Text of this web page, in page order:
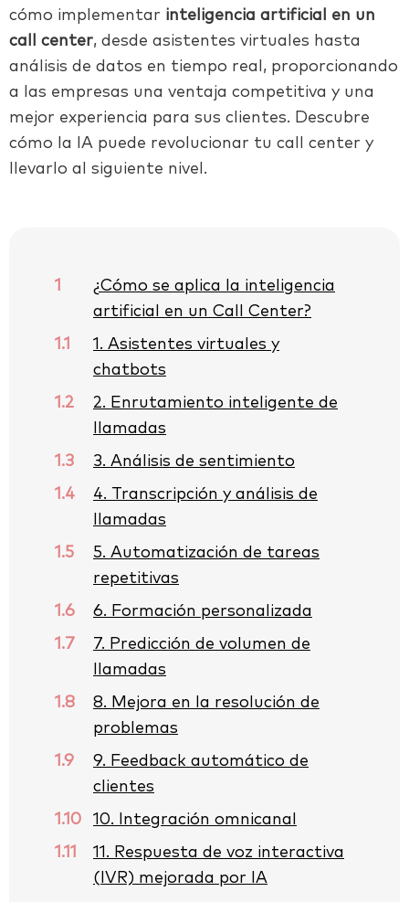
cómo implementar inteligencia artificial en un
call center, desde asistentes virtuales hasta
análisis de datos en tiempo real, proporcionando
a las empresas una ventaja competitiva y una
mejor experiencia para sus clientes. Descubre
cómo la IA puede revolucionar tu call center y
llevarlo al siguiente nivel.
1
¿Cómo se aplica la inteligencia
artificial en un Call Center?
1.1
1. Asistentes virtuales y
chatbots
1.2
2. Enrutamiento inteligente de
llamadas
1.3
3. Análisis de sentimiento
1.4
4. Transcripción y análisis de
llamadas
1.5
5. Automatización de tareas
repetitivas
1.6
6. Formación personalizada
1.7
7. Predicción de volumen de
llamadas
1.8
8. Mejora en la resolución de
problemas
1.9
9. Feedback automático de
clientes
1.10
10. Integración omnicanal
1.11
11. Respuesta de voz interactiva
(IVR) mejorada por IA